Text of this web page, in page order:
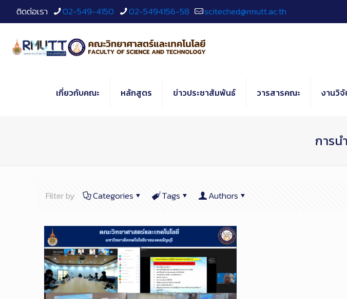
to
Content
ติดต่อเรา 02-549-4150 02-5494156-58 sciteched@rmutt.ac.th
เกี่ยวกับคณะ หลักสูตร ข่าวประชาสัมพันธ์ วารสารคณะ งานวิ
การน
Filter by Categories Tags Authors